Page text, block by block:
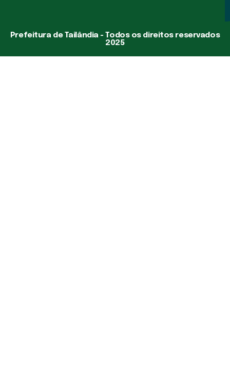
Prefeitura de Tailândia - Todos os direitos reservados
2025